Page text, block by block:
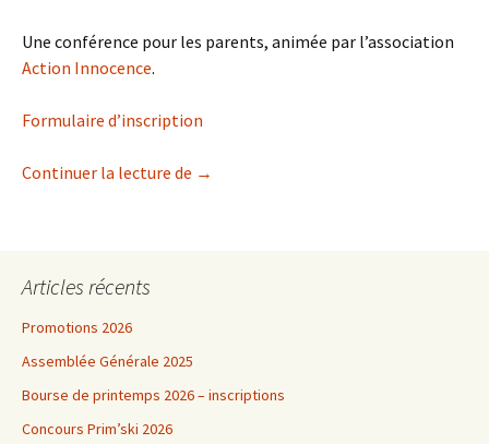
Une conférence pour les parents, animée par l’association
Action Innocence.
Formulaire d’inscription
Continuer la lecture de APE Corsier
→
Articles récents
Promotions 2026
Assemblée Générale 2025
Bourse de printemps 2026 – inscriptions
Concours Prim’ski 2026